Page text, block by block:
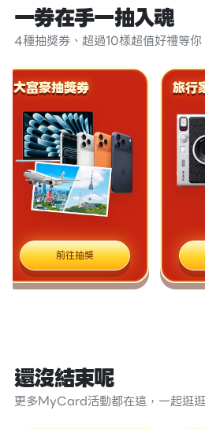
一券在手一抽入魂
4種抽獎券、超過10樣超值好禮等你
大富豪抽獎券
前往抽獎
旅行
還沒結束呢
更多MyCard活動都在這，一起逛逛